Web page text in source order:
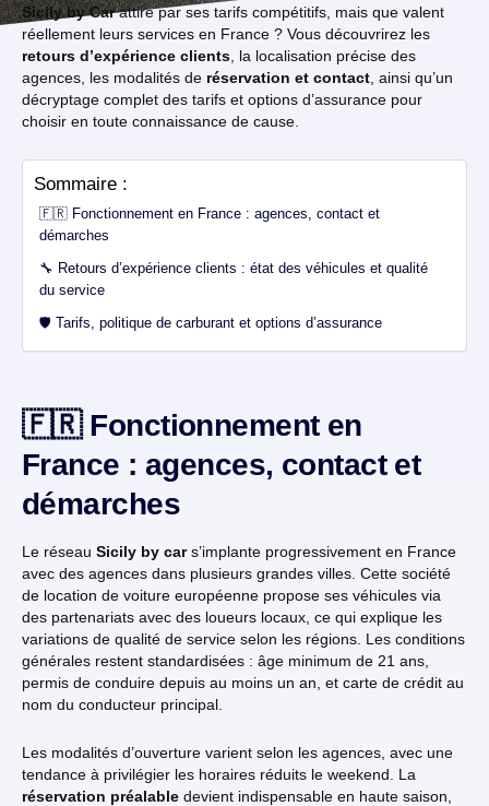
Sicily by Carattire par ses tarifs compétitifs, mais que valent
réellement leurs services en France ? Vous découvrirez les
retours d’expérience clients , la localisation précise des
agences, les modalités de réservation et contact , ainsi qu’un
décryptage complet des tarifs et options d’assurance pour
choisir en toute connaissance de cause.
Sommaire :
🇫🇷 Fonctionnement en France : agences, contact et
démarches
🔧 Retours d’expérience clients : état des véhicules et qualité
du service
🛡️ Tarifs, politique de carburant et options d’assurance
🇫🇷 Fonctionnement en
France : agences, contact et
démarches
Le réseau Sicily by cars’implante progressivement en France
avec des agences dans plusieurs grandes villes. Cette société
de location de voiture européenne propose ses véhicules via
des partenariats avec des loueurs locaux, ce qui explique les
variations de qualité de service selon les régions. Les conditions
générales restent standardisées : âge minimum de 21 ans,
permis de conduire depuis au moins un an, et carte de crédit au
nom du conducteur principal.
Les modalités d’ouverture varient selon les agences, avec une
tendance à privilégier les horaires réduits le weekend. La
réservation préalable devient indispensable en haute saison,